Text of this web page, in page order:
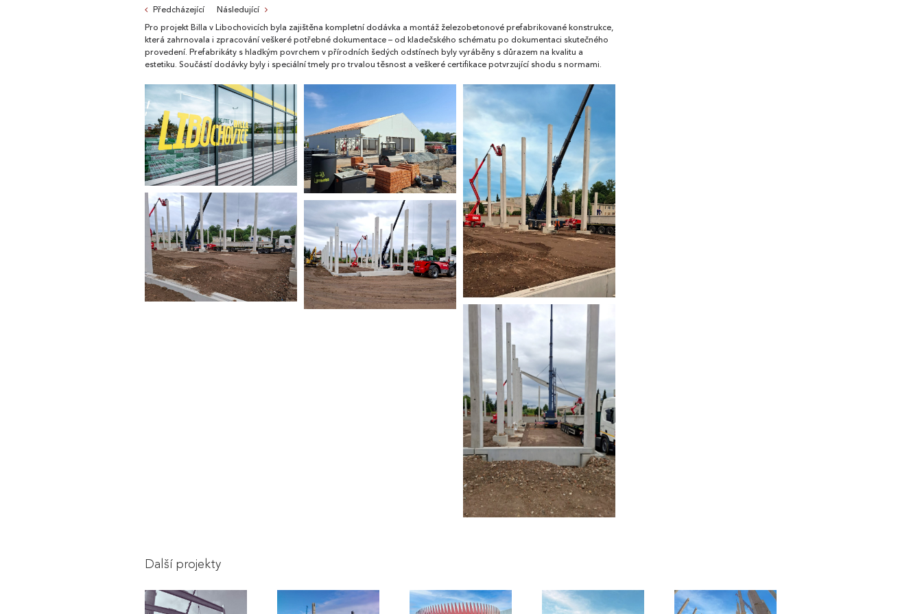
Předcházející
Následující
Pro projekt Billa v Libochovicích byla zajištěna kompletní dodávka a montáž železobetonové prefabrikované konstrukce,
která zahrnovala i zpracování veškeré potřebné dokumentace – od kladečského schématu po dokumentaci skutečného
provedení. Prefabrikáty s hladkým povrchem v přírodních šedých odstínech byly vyráběny s důrazem na kvalitu a
estetiku. Součástí dodávky byly i speciální tmely pro trvalou těsnost a veškeré certifikace potvrzující shodu s normami.
Další projekty